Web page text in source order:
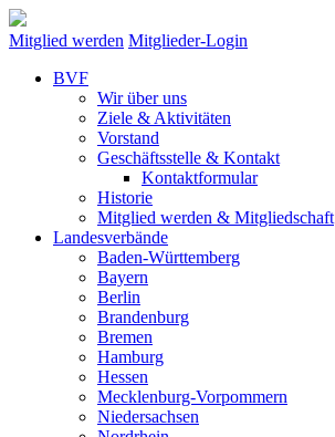
Mitglied werden Mitglieder-Login
BVF
Wir über uns
Ziele & Aktivitäten
Vorstand
Geschäftsstelle & Kontakt
Kontaktformular
Historie
Mitglied werden & Mitgliedschaft
Landesverbände
Baden-Württemberg
Bayern
Berlin
Brandenburg
Bremen
Hamburg
Hessen
Mecklenburg-Vorpommern
Niedersachsen